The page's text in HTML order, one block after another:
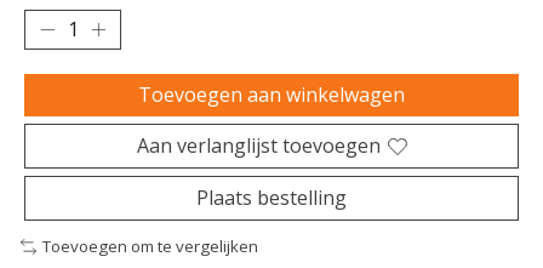
Toevoegen aan winkelwagen
Aan verlanglijst toevoegen
Plaats bestelling
Toevoegen om te vergelijken